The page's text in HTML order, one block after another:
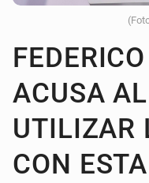
ACUSA
UTILIZAR
CON